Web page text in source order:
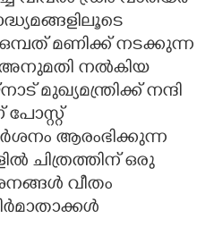
ഒമ്പത് മണിക്ക് നടക്കുന്ന
നൽകിയ
മുഖ്യമന്ത്രിക്ക് നന്ദി
ആരംഭിക്കുന്ന
ചിത്രത്തിന് ഒരു
വീതം